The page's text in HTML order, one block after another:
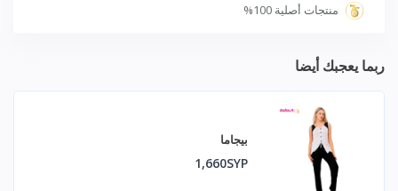
منتجات أصلية 100%
ربما يعجبك أيضا
بيجاما
1,660SYP